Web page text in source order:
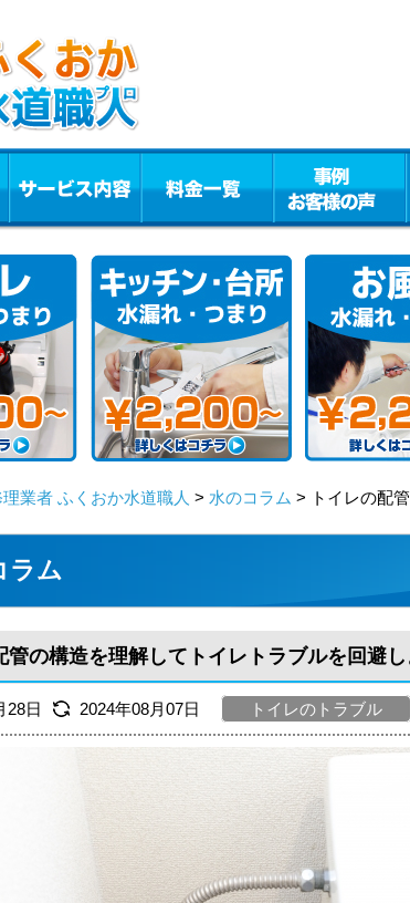
業者 ふくおか水道職人 > 水のコラム > トイレの配
ラム
管の構造を理解してトイレトラブルを回避し
28日 2024年08月07日 トイレのトラブル